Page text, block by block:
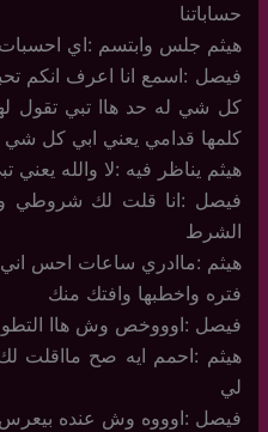
حساباتنا
هيثم جلس وابتسم :اي احسبات
فيصل :اسمع انا اعرف انكم
كل شي له حد هاا تبي تقول
كلمها قدامي يعني ابي كل
هيثم يناظر فيه :لا والله يعني
فيصل :انا قلت لك شروطي ولا
الشرط
هيثم :ماادري ساعات احس
فتره واخطبها وافتك منك
فيصل :اوووخص وش هاا
هيثم :احمم ايه صح مااقلت
لي
فيصل :اوووه وش عنده